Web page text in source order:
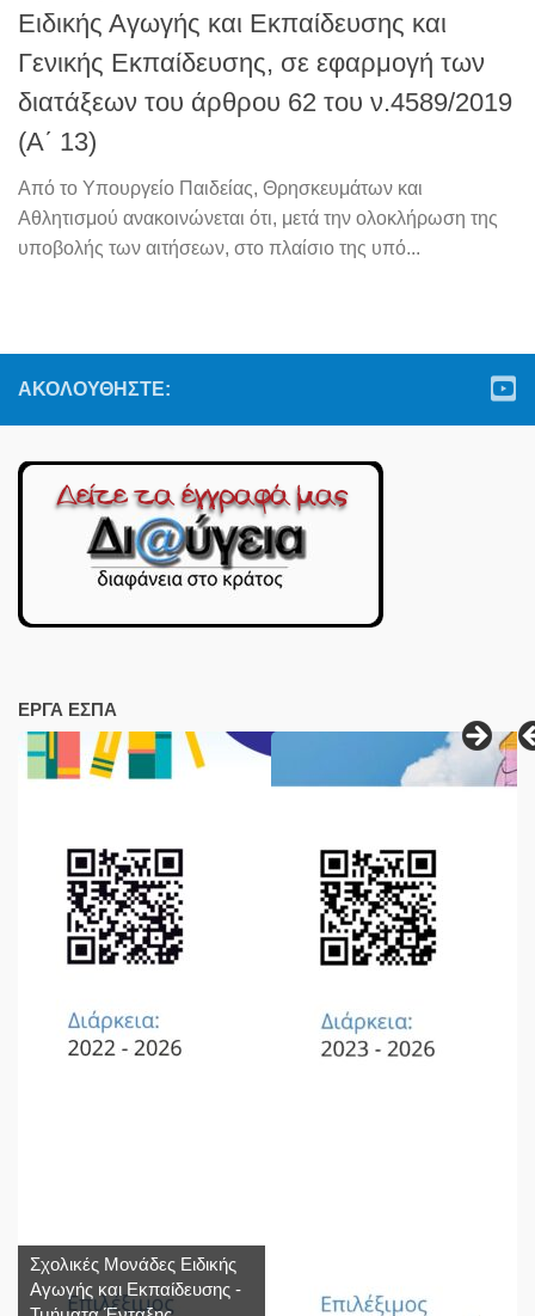
Ειδικής Αγωγής και Εκπαίδευσης και
Γενικής Εκπαίδευσης, σε εφαρμογή των
διατάξεων του άρθρου 62 του ν.4589/2019
(Α΄ 13)
Από το Υπουργείο Παιδείας, Θρησκευμάτων και
Αθλητισμού ανακοινώνεται ότι, μετά την ολοκλήρωση της
υποβολής των αιτήσεων, στο πλαίσιο της υπό...
ΑΚΟΛΟΥΘΉΣΤΕ:
ΕΡΓΑ ΕΣΠΑ
Σχολικές Μονάδες Ειδικής
Αγωγής και Εκπαίδευσης -